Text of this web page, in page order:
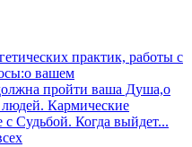
практик, работы с
вашем
пройти ваша Душа,о
Кармические
Судьбой. Когда выйдет...